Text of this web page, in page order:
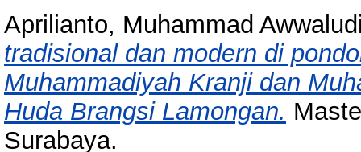
Aprilianto, Muhammad
tradisional dan modern di
Muhammadiyah Kranji dan
Huda Brangsi Lamongan.
Surabaya.